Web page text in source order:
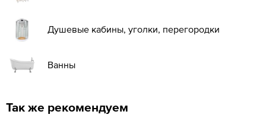
Душевые кабины, уголки, перегородки
Ванны
Так же рекомендуем